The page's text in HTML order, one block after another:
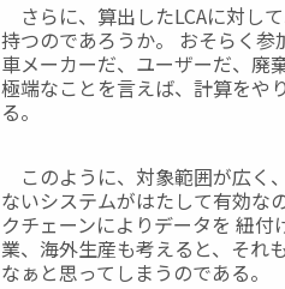
さらに、算出したLCAに対し
持つのであろうか。 おそらく
車メーカーだ、ユーザーだ、廃
極端なことを言えば、計算をや
る。
このように、対象範囲が広く
ないシステムがはたして有効な
クチェーンによりデータを 紐
業、海外生産も考えると、それ
なぁと思ってしまうのである。